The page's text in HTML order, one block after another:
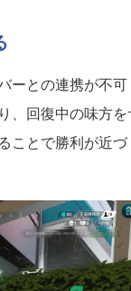
ーとの連携が不可
、回復中の味方を
ことで勝利が近づ